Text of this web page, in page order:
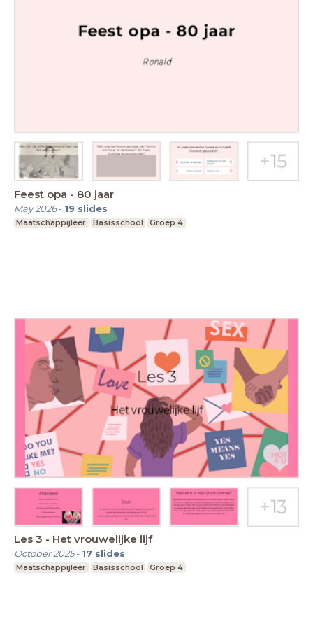
Feest opa - 80 jaar
May 2026- 19 slides
Maatschappijleer Basisschool Groep 4
Les 3 - Het vrouwelijke lijf
October 2025- 17 slides
Maatschappijleer Basisschool Groep 4